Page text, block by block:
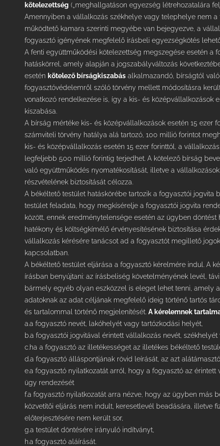
kötelezettség („meghallgatáson egyezség létrehozatalára
Amennyiben a vállalkozás székhelye vagy telephelye nem
működtető kamara szerinti megyébe van bejegyezve, a
fogyasztó igényének megfelelő írásbeli egyezségkötés
A fenti együttműködési kötelezettség megszegése esetén a
hatáskörrel, amely alapján a jogszabályváltozás
esetén kötelező bírságkiszabás alkalmazandó, bírságtól
fogyasztóvédelemről szóló törvény mellett módosításra
vonatkozó rendelkezése is, így a kis- és középvállalkozások
kiszabása.
A bírság mértéke kis- és középvállalkozások esetén 15 ezer
számviteli törvény hatálya alá tartozó, 100 millió forintot
kis- és középvállalkozás esetén 15 ezer forinttól, a
legfeljebb 500 millió forintig terjedhet. A kötelező bírság
való együttműködés nyomatékosítását, illetve a
részvételének biztosítását célozza.
A békéltető testület hatáskörébe tartozik a fogyasztói jogvita
testület feladata, hogy megkísérelje a fogyasztói jogvita
között, ennek eredménytelensége esetén az ügyben
hatékony és költségkímélő érvényesítésének biztosítása
vállalkozás kérésére tanácsot ad a fogyasztót megillető
kapcsolatban.
A békéltető testület eljárása a fogyasztó kérelmére indul. A
írásban benyújtani: az írásbeliség követelményének levél,
bármely egyéb olyan eszközzel is eleget lehet tenni, amely
adatoknak az adat céljának megfelelő ideig történő tartós
és tartalommal történő megjelenítését. A kérelemnek
a.a fogyasztó nevét, lakóhelyét vagy tartózkodási helyét,
b.a fogyasztói jogvitával érintett vállalkozás nevét,
c.ha a fogyasztó az illetékességet az illetékes békéltető
d.a fogyasztó álláspontjának rövid leírását, az azt
e.a fogyasztó nyilatkozatát arról, hogy a fogyasztó az
ügy rendezését
f.a fogyasztó nyilatkozatát arra nézve, hogy az ügyben más
közvetítői eljárás nem indult, keresetlevél beadására, illetve
előterjesztésére nem került sor,
g.a testület döntésére irányuló indítványt,
h.a fogyasztó aláírását.